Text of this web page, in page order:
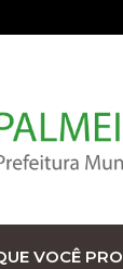
VOCÊ